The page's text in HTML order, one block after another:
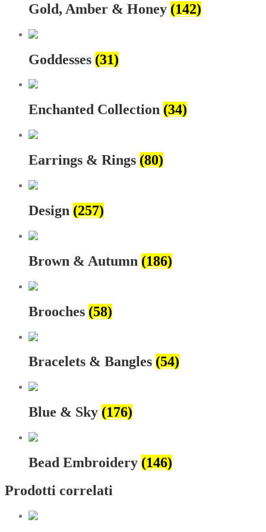
Gold, Amber & Honey (142)
Goddesses (31)
Enchanted Collection (34)
Earrings & Rings (80)
Design (257)
Brown & Autumn (186)
Brooches (58)
Bracelets & Bangles (54)
Blue & Sky (176)
Bead Embroidery (146)
Prodotti correlati